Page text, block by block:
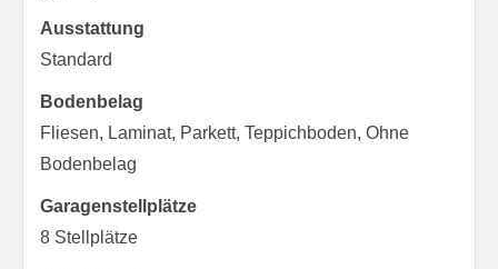
Ausstattung
Standard
Bodenbelag
Fliesen, Laminat, Parkett, Teppichboden, Ohne
Bodenbelag
Garagen­stellplätze
8 Stellplätze